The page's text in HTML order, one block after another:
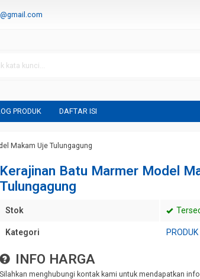
PRODUK DAFTAR ISI
Makam Uje Tulungagung
Kerajinan Batu Marmer Model
Tulungagung
Stok
Kategori
INFO HARGA
Silahkan menghubungi kontak kami untuk mendapatkan